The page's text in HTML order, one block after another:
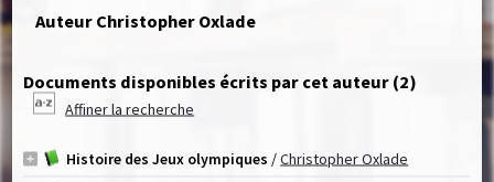
Auteur Christopher Oxlade
Documents disponibles écrits par cet auteur (2)
Affiner la recherche
Histoire des Jeux olympiques /Christopher Oxlade